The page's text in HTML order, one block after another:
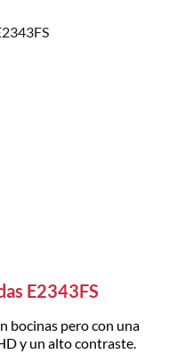
E2343FS
bocinas pero con una
y un alto contraste.